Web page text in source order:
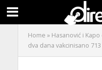
Home » Hasanović i
dva dana vakcinisano